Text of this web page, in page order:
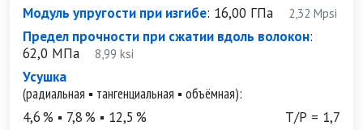
Модуль упругости при изгибе: 16,00 ГПа 2,32 Mpsi
Предел прочности при сжатии вдоль волокон:
62,0 МПа 8,99 ksi
Усушка
(радиальная ▪ тангенциальная ▪ объёмная):
4,6 % ▪ 7,8 % ▪ 12,5 %
Т/Р = 1,7